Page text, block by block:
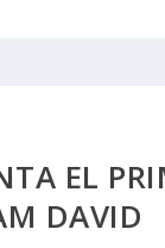
EL
DAVID